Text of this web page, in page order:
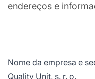
endereços e
Nome da empresa e
Quality Unit, s. r. o.